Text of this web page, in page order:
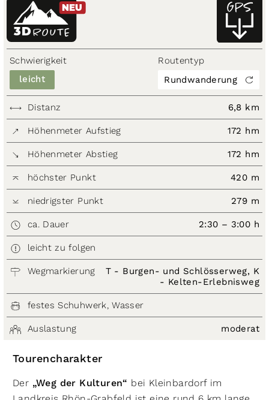
ROUTE
3D
NEU
Schwierigkeit
leicht
Routentyp
Rundwanderung
Distanz 6,8 km
Höhenmeter Aufstieg 172 hm
Höhenmeter Abstieg 172 hm
höchster Punkt 420 m
niedrigster Punkt 279 m
ca. Dauer 2:30 – 3:00 h
leicht zu folgen
Wegmarkierung
T - Burgen- und Schlösserweg, K
- Kelten-Erlebnisweg
festes Schuhwerk, Wasser
Auslastung moderat
Tourencharakter
Der „Weg der Kulturen“ bei Kleinbardorf im